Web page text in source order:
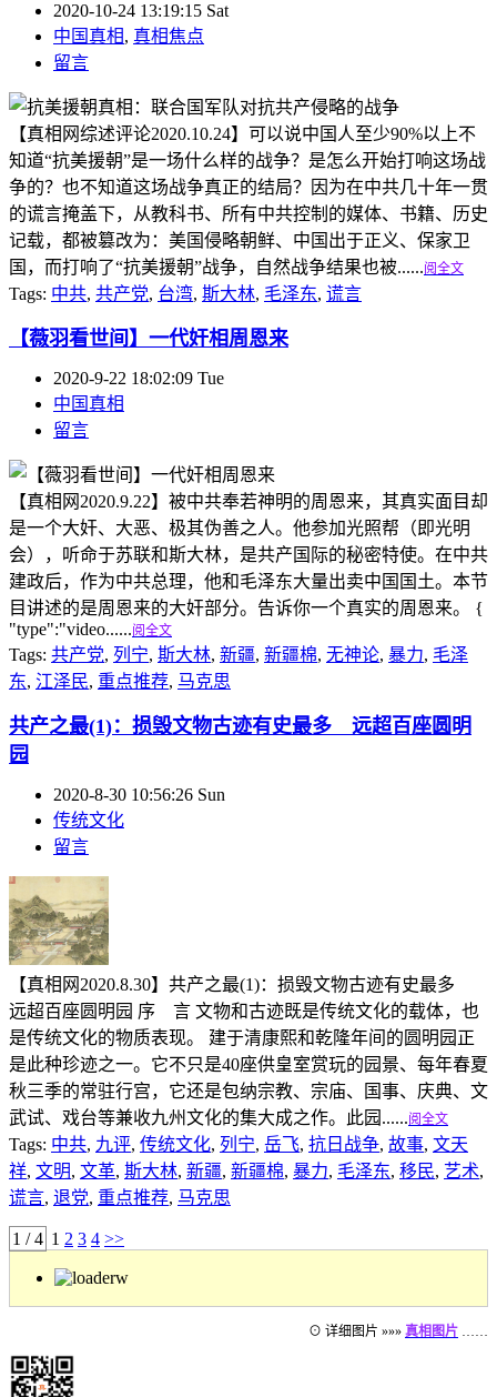
2020-10-24 13:19:15 Sat
中国真相, 真相焦点
留言
【真相网综述评论2020.10.24】可以说中国人至少90%以上不
知道“抗美援朝”是一场什么样的战争？是怎么开始打响这场战
争的？也不知道这场战争真正的结局？因为在中共几十年一贯
的谎言掩盖下，从教科书、所有中共控制的媒体、书籍、历史
记载，都被篡改为：美国侵略朝鲜、中国出于正义、保家卫
国，而打响了“抗美援朝”战争，自然战争结果也被......阅全文
Tags: 中共, 共产党, 台湾, 斯大林, 毛泽东, 谎言
【薇羽看世间】一代奸相周恩来
2020-9-22 18:02:09 Tue
中国真相
留言
【真相网2020.9.22】被中共奉若神明的周恩来，其真实面目却
是一个大奸、大恶、极其伪善之人。他参加光照帮（即光明
会），听命于苏联和斯大林，是共产国际的秘密特使。在中共
建政后，作为中共总理，他和毛泽东大量出卖中国国土。本节
目讲述的是周恩来的大奸部分。告诉你一个真实的周恩来。 {
"type":"video......阅全文
Tags: 共产党, 列宁, 斯大林, 新疆, 新疆棉, 无神论, 暴力, 毛泽
东, 江泽民, 重点推荐, 马克思
共产之最(1)：损毁文物古迹有史最多 远超百座圆明
园
2020-8-30 10:56:26 Sun
传统文化
留言
【真相网2020.8.30】共产之最(1)：损毁文物古迹有史最多
远超百座圆明园 序 言 文物和古迹既是传统文化的载体，也
是传统文化的物质表现。 建于清康熙和乾隆年间的圆明园正
是此种珍迹之一。它不只是40座供皇室赏玩的园景、每年春夏
秋三季的常驻行宫，它还是包纳宗教、宗庙、国事、庆典、文
武试、戏台等兼收九州文化的集大成之作。此园......阅全文
Tags: 中共, 九评, 传统文化, 列宁, 岳飞, 抗日战争, 故事, 文天
祥, 文明, 文革, 斯大林, 新疆, 新疆棉, 暴力, 毛泽东, 移民, 艺术,
谎言, 退党, 重点推荐, 马克思
1 / 4 1 2 3 4 >>
⊙ 详细图片 »»» 真相图片 ……